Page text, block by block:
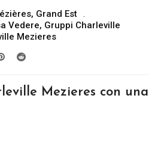
, Grand Est
Vedere, Gruppi Charleville
Mezieres
Mezieres con una